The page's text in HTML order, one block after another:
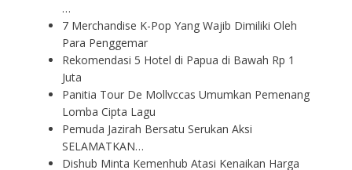
…
7 Merchandise K-Pop Yang Wajib Dimiliki Oleh
Para Penggemar
Rekomendasi 5 Hotel di Papua di Bawah Rp 1
Juta
Panitia Tour De Mollvccas Umumkan Pemenang
Lomba Cipta Lagu
Pemuda Jazirah Bersatu Serukan Aksi
SELAMATKAN…
Dishub Minta Kemenhub Atasi Kenaikan Harga